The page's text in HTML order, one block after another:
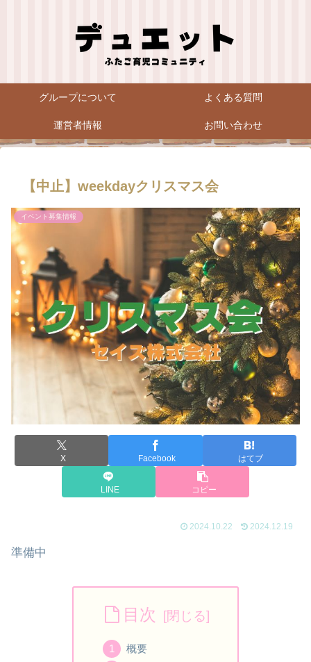
グループについて よくある質問
運営者情報 お問い合わせ
【中止】weekdayクリスマス会
イベント募集情報
X Facebook はてブ
LINE コピー
2024.10.22 2024.12.19
準備中
目次
概要